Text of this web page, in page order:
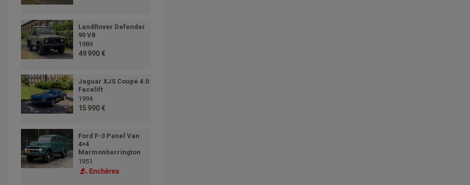
LandRover Defender
90 V8
1989
49 990 €
Jaguar XJS Coupé 4.0
Facelift
1994
15 990 €
Ford F-3 Panel Van
4×4
Marmonherrington
1951